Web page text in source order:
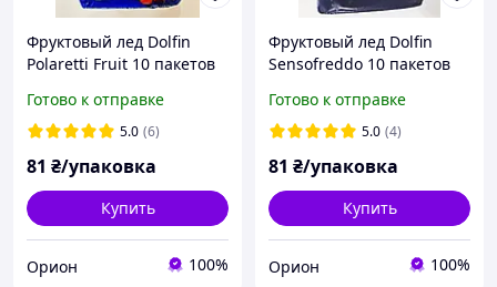
Фруктовый лед Dolfin
Polaretti Fruit 10 пакетов
Готово к отправке
5.0 (6)
81 ₴/упаковка
Купить
Орион 100%
Фруктовый лед Dolfin
Sensofreddo 10 пакетов
Готово к отправке
5.0 (4)
81 ₴/упаковка
Купить
Орион 100%